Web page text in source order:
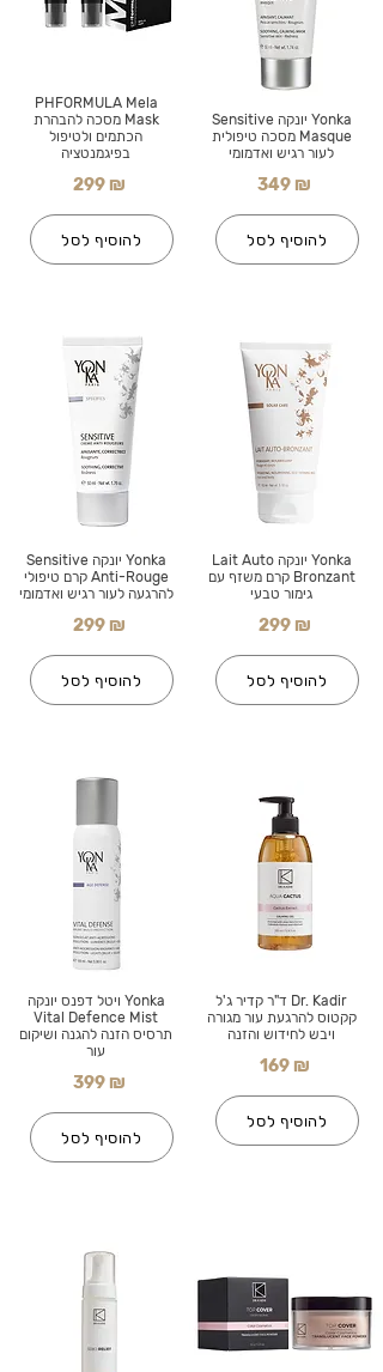
PHFORMULA Mela
Mask מסכה להבהרת
הכתמים ולטיפול
בפיגמנטציה
299 ₪
להוסיף לסל
Yonka יונקה Sensitive
Anti-Rouge קרם טיפולי
להרגעה לעור רגיש ואדמומי
299 ₪
להוסיף לסל
Yonka ויטל דפנס יונקה
Vital Defence Mist
תרסיס הזנה להגנה ושיקום
עור
399 ₪
להוסיף לסל
Yonka יונקה Sensitive
Masque מסכה טיפולית
לעור רגיש ואדמומי
349 ₪
להוסיף לסל
Yonka יונקה Lait Auto
Bronzant קרם משזף עם
גימור טבעי
299 ₪
להוסיף לסל
Dr. Kadir ד"ר קדיר ג'ל
קקטוס להרגעת עור מגורה
ויבש לחידוש והזנה
169 ₪
להוסיף לסל